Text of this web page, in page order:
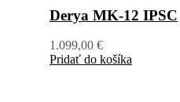
Derya MK-12 IPSC
1.099,00 €
Pridať do košíka